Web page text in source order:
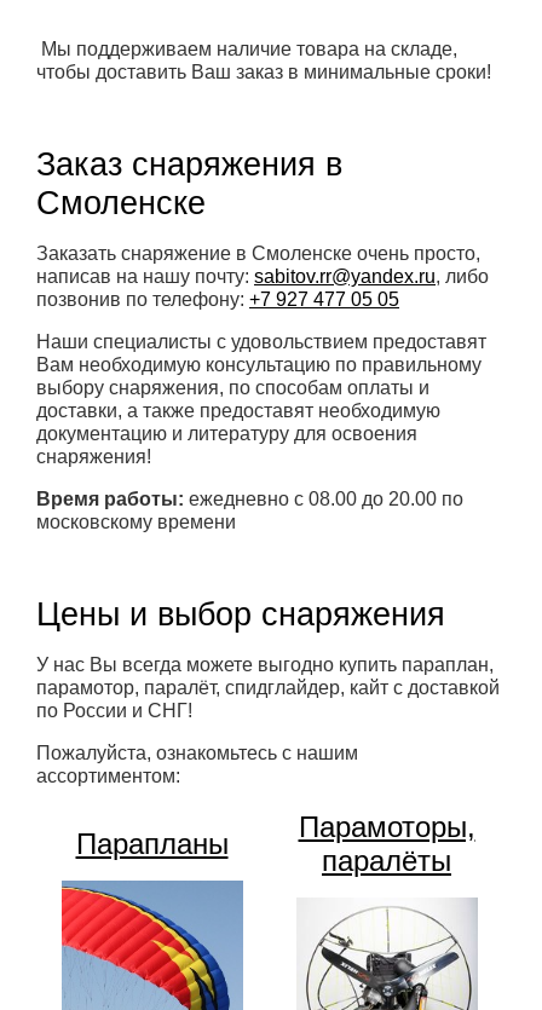
Мы поддерживаем наличие товара на складе,
чтобы доставить Ваш заказ в минимальные сроки!
Заказ снаряжения в
Смоленске
Заказать снаряжение в Смоленске очень просто,
написав на нашу почту: sabitov.rr@yandex.ru, либо
позвонив по телефону: +7 927 477 05 05
Наши специалисты с удовольствием предоставят
Вам необходимую консультацию по правильному
выбору снаряжения, по способам оплаты и
доставки, а также предоставят необходимую
документацию и литературу для освоения
снаряжения!
Время работы: ежедневно с 08.00 до 20.00 по
московскому времени
Цены и выбор снаряжения
У нас Вы всегда можете выгодно купить параплан,
парамотор, паралёт, спидглайдер, кайт с доставкой
по России и СНГ!
Пожалуйста, ознакомьтесь с нашим
ассортиментом:
Парапланы
Парамоторы,
паралёты